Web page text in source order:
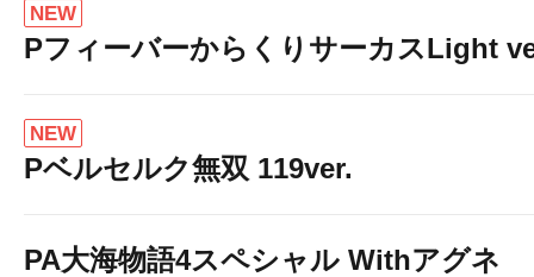
NEW
PフィーバーからくりサーカスLight
NEW
Pベルセルク無双 119ver.
PA大海物語4スペシャル Withアグネ